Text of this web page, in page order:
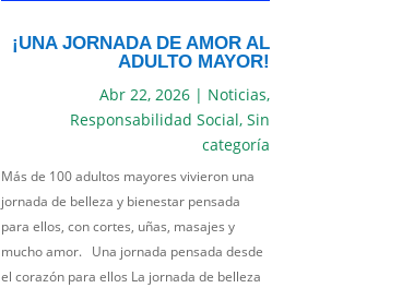
¡UNA JORNADA DE AMOR AL
ADULTO MAYOR!
Abr 22, 2026| Noticias,
Responsabilidad Social, Sin
categoría
Más de 100 adultos mayores vivieron una
jornada de belleza y bienestar pensada
para ellos, con cortes, uñas, masajes y
mucho amor. Una jornada pensada desde
el corazón para ellos La jornada de belleza